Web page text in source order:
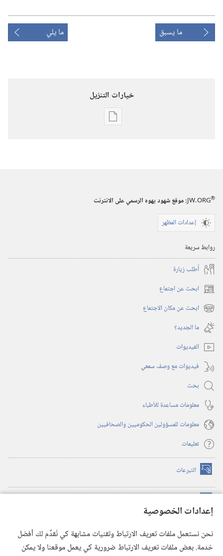
إعدادات الخصوصية
نحن نستعمل ملفات تعريف الارتباط وتقنيات مشابهة كي نُقدِّم لك أفضل
خدمة. بعض ملفات تعريف الارتباط ضرورية كي يعمل موقعنا ولا يمكن
ما يسبق ما يلي
خيارات التنزيل
خيارات
الدراسية)‏
JW.ORG®
:‏ موقع شهود يهوه الرسمي على الانترنت
إعدادات المظهر
روابط سريعة
أُطلب زيارة
ابحث عن اجتماع (يفتح
نافذة ابحث عن مكان الاجتماع (يفتح
نافذة
جديدة)
ما الجديد؟‏
الفيديوات
فيديوات مع وصف سمعي
بحث
معلومات مساعِدة للأطباء
معلومات للمسؤولين الحكوميين والصحافيين
تعليمات
التبرعات (يفتح
نافذة
(يفتح
نافذة
(يفتح
نافذة
جديدة) تطبيق ®
JW Library